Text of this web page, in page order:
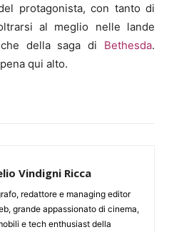
protagonista, con tanto di
al meglio nelle lande
della saga di Bethesda.
qui alto.
Vindigni Ricca
redattore e managing editor
grande appassionato di cinema,
e tech enthusiast della